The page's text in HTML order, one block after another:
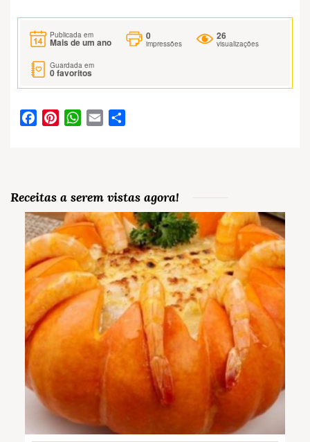
Publicada em
Mais de um ano
0
impressões
26
visualizações
Guardada em
0favoritos
FacebookPinterestWhatsApp
Email
Receitas a serem vistas agora!